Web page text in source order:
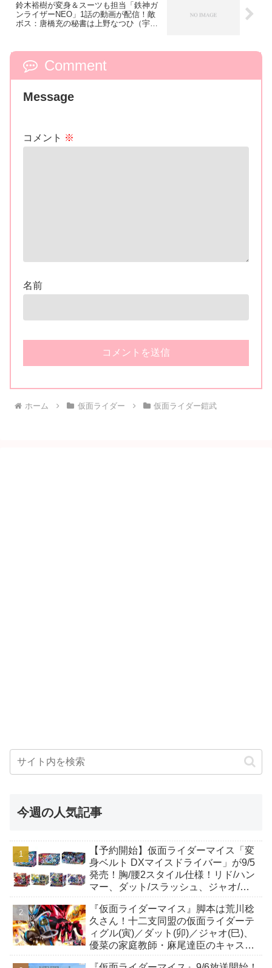
鈴木裕樹が変身＆スーツも担当「鉄神ガ
ンライザーNEO」1話の動画が配信！敵
ボス：唐橋充の秘書は上野なつひ（宇佐
Comment
Message
コメント ※
名前
ホーム 仮面ライダー 仮面ライダー鎧武
今週の人気記事
【予約開始】仮面ライダーマイス「変
身ベルト DXマイスドライバー」が9/5
発売！胸/腰2スタイル仕様！リド/ハン
マー、ダット/スラッシュ、ジャオ/バ
も！
『仮面ライダーマイス』脚本は荒川稔
久さん！十二支同盟の仮面ライダーテ
ィグル(寅)／ダット(卯)／ジャオ(巳)、
優菜の家庭教師・麻尾達臣のキャスト